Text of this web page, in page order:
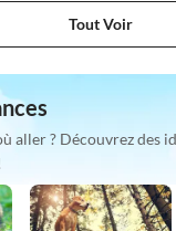
Tout Voir
aller ? Découvrez des